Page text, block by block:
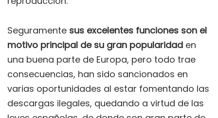
Seguramente sus excelentes funciones son el
motivo principal de su gran popularidad en
una buena parte de Europa, pero todo trae
consecuencias, han sido sancionados en
varias oportunidades al estar fomentando las
descargas ilegales, quedando a virtud de las